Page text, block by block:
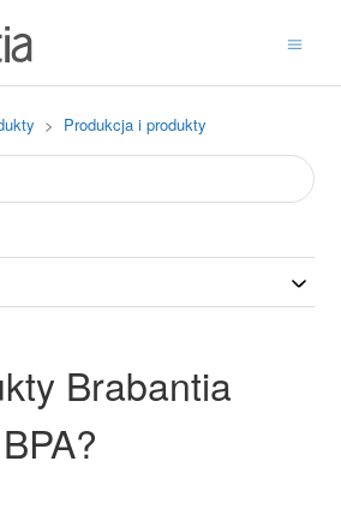
Produkcja i produkty
Brabantia